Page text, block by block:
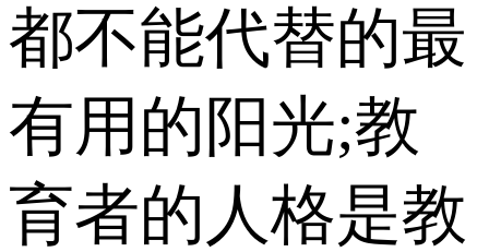
都不能代替的最
有用的阳光;教
育者的人格是教